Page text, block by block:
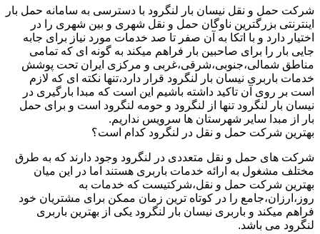
شرکت حمل و نقل نیسان بار لنگرود با دسترسی به سامانه حمل بار
اینترنتی بزرگترین ناوگان حمل و نقل شهری و بین شهری را در
اختیار دارد و با اتکا به آن صفر تا صد خدمات مورد نیاز برای جابه
جایی بار را برای صاحبین بار فراهم میکند به گونه ای که تمامی
مناطق شمالی،جنوبی،شرقی،غربی و مرکزی ایران تحت پوشش
خدمات باربری نیسان بار لنگرود قرار دارد،تنها نکته ای که لازم
است بر روی آن تاکید داشته باشیم این است که مبدا بارگیری در
نیسان بار لنگرود تنها از لنگرود و حومه لنگرود است و برای حمل
بار از مبدا سایر شهرستان ها سرویس نداریم.
بهترین شرکت حمل و نقل در لنگرود کدام است؟
شرکت های حمل و نقل متعددی در لنگرود وجود دارند که به طرق
مختلف مشغول به ارائه خدمات باربری هستند اما در این میان
بهترین شرکت حمل و نقل،شرکتیست که خدمات به
روز،ارزان،جامع را در کوتاه ترین زمان ممکن برای مشتریان خود
فراهم میکند و باربری نیسان بار لنگرود یکی از بهترین باربری
لنگرود می باشد.